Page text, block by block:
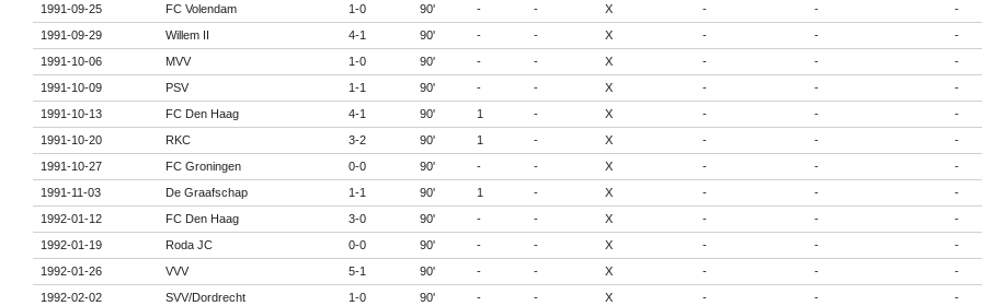
1991-09-25
FC Volendam 1-0 90' - - X - -
-
1991-09-29
Willem II 4-1 90' - - X - -
-
1991-10-06
MVV 1-0 90' - - X - -
-
1991-10-09
PSV 1-1 90' - - X - -
-
1991-10-13
FC Den Haag 4-1 90' 1 - X - -
-
1991-10-20
RKC 3-2 90' 1 - X - -
-
1991-10-27
FC Groningen 0-0 90' - - X - -
-
1991-11-03
De Graafschap 1-1 90' 1 - X - -
-
1992-01-12
FC Den Haag 3-0 90' - - X - -
-
1992-01-19
Roda JC 0-0 90' - - X - -
-
1992-01-26
VVV 5-1 90' - - X - -
-
1992-02-02
SVV/Dordrecht 1-0 90' - - X - -
-